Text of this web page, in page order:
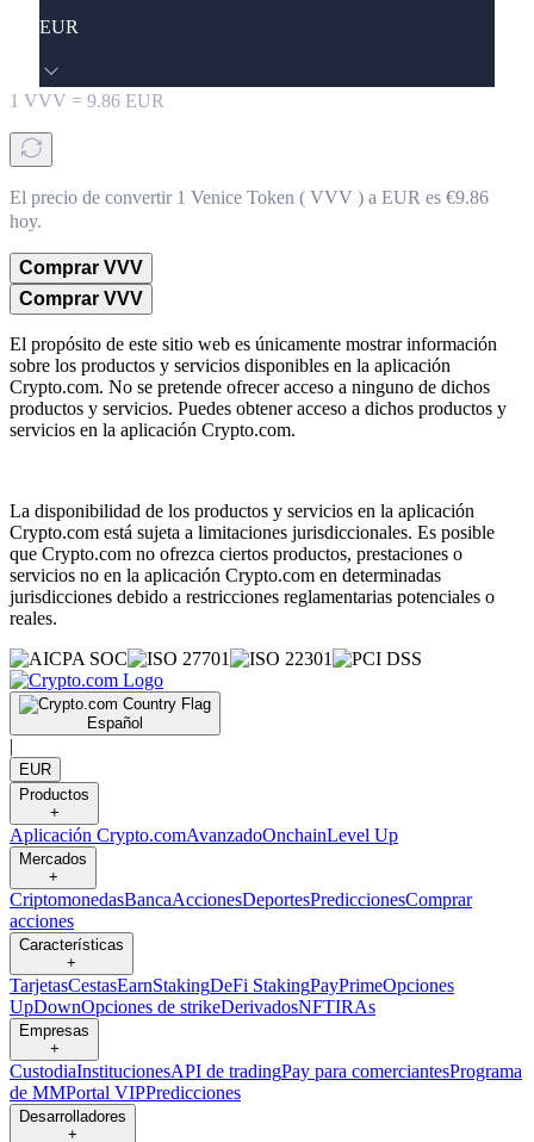
EUR
1 VVV = 9.86 EUR
El precio de convertir 1 Venice Token ( VVV ) a EUR es €9.86
hoy.
Comprar VVV
Comprar VVV
El propósito de este sitio web es únicamente mostrar información
sobre los productos y servicios disponibles en la aplicación
Crypto.com. No se pretende ofrecer acceso a ninguno de dichos
productos y servicios. Puedes obtener acceso a dichos productos y
servicios en la aplicación Crypto.com.
La disponibilidad de los productos y servicios en la aplicación
Crypto.com está sujeta a limitaciones jurisdiccionales. Es posible
que Crypto.com no ofrezca ciertos productos, prestaciones o
servicios no en la aplicación Crypto.com en determinadas
jurisdicciones debido a restricciones reglamentarias potenciales o
reales.
Español
|
EUR
Productos
+
Aplicación Crypto.comAvanzadoOnchainLevel Up
Mercados
+
CriptomonedasBancaAccionesDeportesPrediccionesComprar
acciones
Características
+
TarjetasCestasEarnStakingDeFi StakingPayPrimeOpciones
UpDownOpciones de strikeDerivadosNFTIRAs
Empresas
+
CustodiaInstitucionesAPI de tradingPay para comerciantesPrograma
de MMPortal VIPPredicciones
Desarrolladores
+